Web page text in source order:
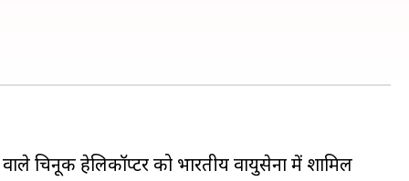
चिनूक हेलिकॉप्टर को भारतीय वायुसेना में शामिल